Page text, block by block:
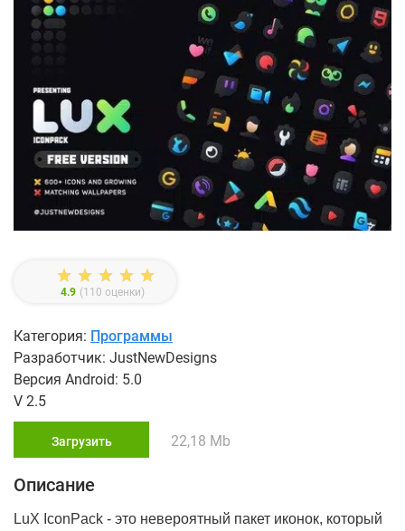
4.9 (110 оценки)
Категория: Программы
Разработчик: JustNewDesigns
Версия Android: 5.0
V 2.5
Загрузить 22,18 Mb
Описание
LuX IconPack - это невероятный пакет иконок, который